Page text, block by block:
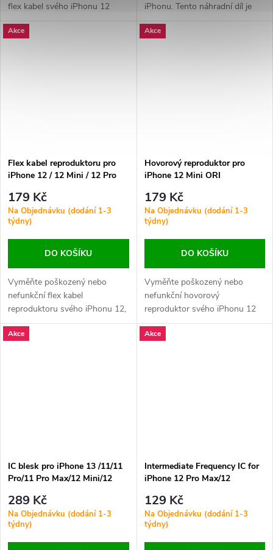
flex kabel svého iPhonu 12
a spolehlivou funkčnost
iPhonu. Tento náhradní díl je
12 Pro Max, 12 Mini, 12 a 12
Akce
Flex kabel reproduktoru pro
iPhone 12 / 12 Mini / 12 Pro
179 Kč
Na Objednávku (dodání 1-3
týdny)
DO KOŠÍKU
Vyměňte poškozený nebo
nefunkční flex kabel
reproduktoru svého iPhonu 12,
12 Mini, 12 Pro nebo 12 Pro
Max. Zajistěte plnou funkčnost
Akce
Hovorový reproduktor pro
iPhone 12 Mini ORI
179 Kč
Na Objednávku (dodání 1-3
týdny)
DO KOŠÍKU
Vyměňte poškozený nebo
nefunkční hovorový
reproduktor svého iPhonu 12
Mini. Zajistěte čistý a jasný zvuk
během telefonních hovorů.
Akce
IC blesk pro iPhone 13 /11/11
Pro/11 Pro Max/12 Mini/12
289 Kč
Na Objednávku (dodání 1-3
týdny)
Akce
Intermediate Frequency IC for
iPhone 12 Pro Max/12
129 Kč
Na Objednávku (dodání 1-3
týdny)